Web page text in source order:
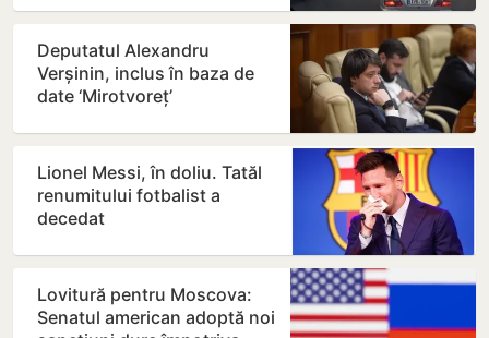
Deputatul Alexandru
Verșinin, inclus în baza de
date ‘Mirotvoreț’
Lionel Messi, în doliu. Tatăl
renumitului fotbalist a
decedat
Lovitură pentru Moscova:
Senatul american adoptă noi